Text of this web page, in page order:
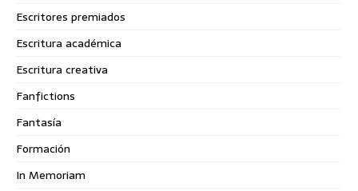
Escritores premiados
Escritura académica
Escritura creativa
Fanfictions
Fantasía
Formación
In Memoriam